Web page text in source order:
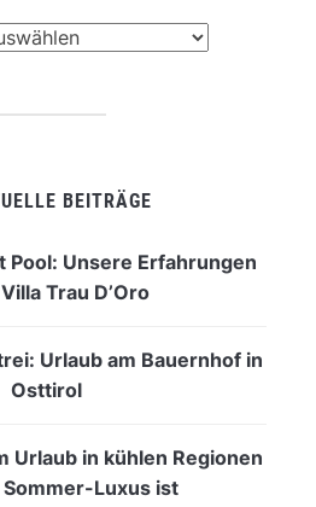
BEITRÄGE
Pool: Unsere Erfahrungen
Trau D’Oro
Urlaub am Bauernhof in
Osttirol
Urlaub in kühlen Regionen
Luxus ist